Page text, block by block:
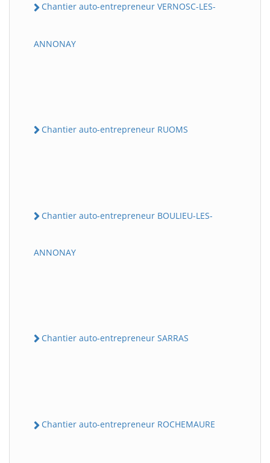
Chantier auto-entrepreneur VERNOSC-LES-
ANNONAY
Chantier auto-entrepreneur RUOMS
Chantier auto-entrepreneur BOULIEU-LES-
ANNONAY
Chantier auto-entrepreneur SARRAS
Chantier auto-entrepreneur ROCHEMAURE